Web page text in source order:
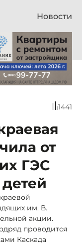
Новости
1441
от
ГЭС
им. В.
акции.
проводится
Каскада